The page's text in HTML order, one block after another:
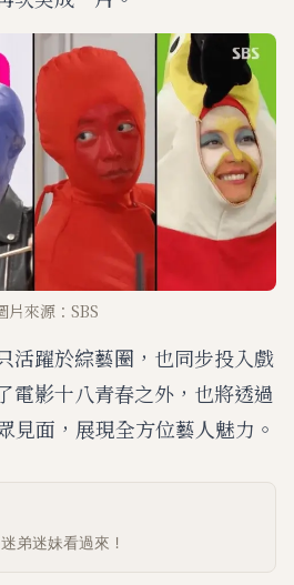
片來源：SBS
活躍於綜藝圈，也同步投入戲
電影十八青春之外，也將透過
見面，展現全方位藝人魅力。
弟迷妹看過來！